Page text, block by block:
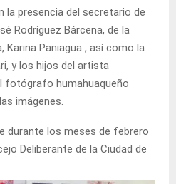
la presencia del secretario de
Rodríguez Bárcena, de la
Karina Paniagua , así como la
y los hijos del artista
fotógrafo humahuaqueño
imágenes.
durante los meses de febrero
Deliberante de la Ciudad de